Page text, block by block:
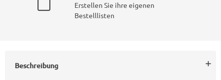
Erstellen Sie ihre eigenen
Bestelllisten
Beschreibung